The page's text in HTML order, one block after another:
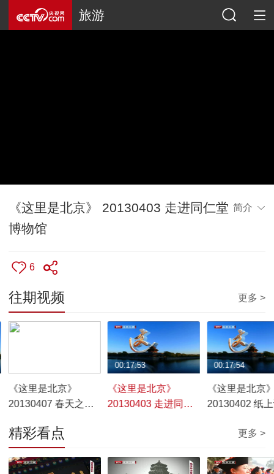
旅游
《这里是北京》 20130403 走进同仁堂
博物馆
简介
6
往期视频 更多 >
《这里是北京》
20130407 春天之旅
《这里是北京》
20130403 走进同仁
00:17:53
《这里是北京
20130402 纸
00:17:54
精彩看点 更多 >